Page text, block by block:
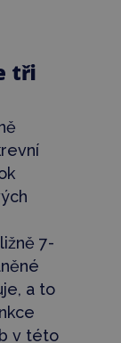
tři
7-
a to
v této